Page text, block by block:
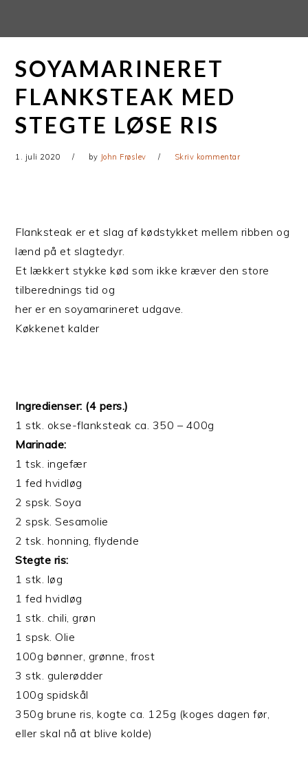
primær
navigation
SOYAMARINERET
FLANKSTEAK MED
STEGTE LØSE RIS
1. juli 2020 by John Frøslev Skriv kommentar
Flanksteak er et slag af kødstykket mellem ribben og
lænd på et slagtedyr.
Et lækkert stykke kød som ikke kræver den store
tilberednings tid og
her er en soyamarineret udgave.
Køkkenet kalder
Ingredienser: (4 pers.)
1 stk. okse-flanksteak ca. 350 – 400g
Marinade:
1 tsk. ingefær
1 fed hvidløg
2 spsk. Soya
2 spsk. Sesamolie
2 tsk. honning, flydende
Stegte ris:
1 stk. løg
1 fed hvidløg
1 stk. chili, grøn
1 spsk. Olie
100g bønner, grønne, frost
3 stk. gulerødder
100g spidskål
350g brune ris, kogte ca. 125g (koges dagen før,
eller skal nå at blive kolde)